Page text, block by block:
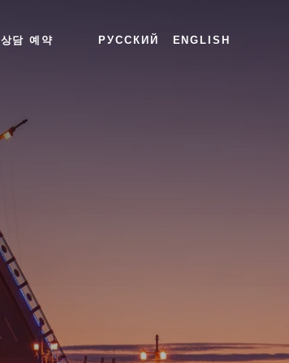
상담 예약 РУССКИЙ ENGLISH